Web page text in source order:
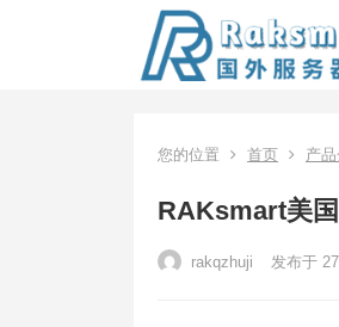
您的位置 首页 产
RAKsmart美
rakqzhuji 发布于